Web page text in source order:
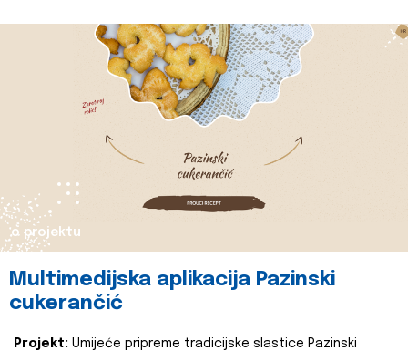
o projektu
Multimedijska aplikacija Pazinski
cukerančić
Projekt: Umijeće pripreme tradicijske slastice Pazinski